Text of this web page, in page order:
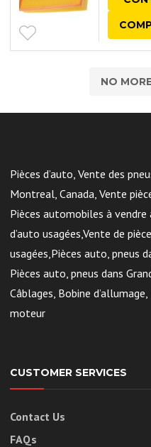
NO
Pièces d’auto, Vente des
Montreal, Canada, Vente
Pièces automobiles à
d’auto usagées,Vente de
usagées,Pièces auto, pneus
Pièces auto, pneus dans
Câblages, Bobine
moteur
CUSTOMER SERVICES
Contact Us
FAQs